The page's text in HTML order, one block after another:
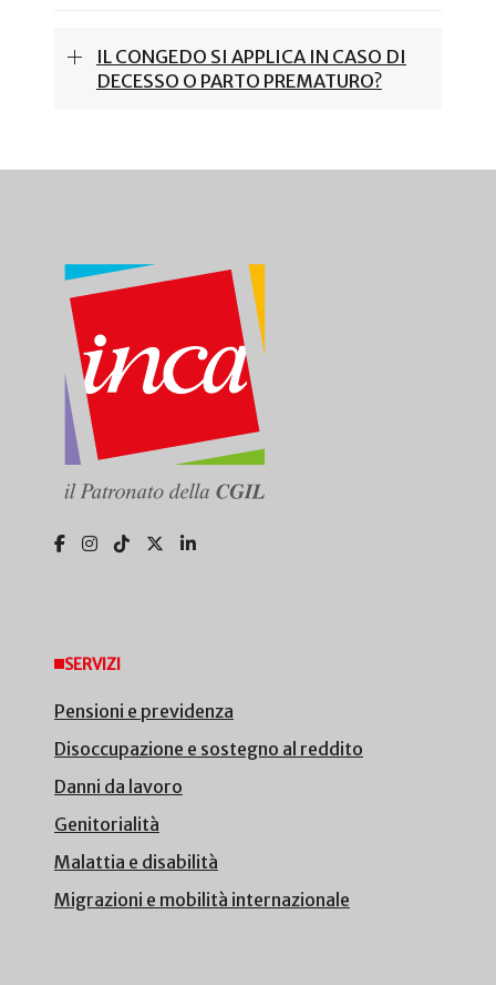
IL CONGEDO SI APPLICA IN CASO DI
DECESSO O PARTO PREMATURO?
SERVIZI
Pensioni e previdenza
Disoccupazione e sostegno al reddito
Danni da lavoro
Genitorialità
Malattia e disabilità
Migrazioni e mobilità internazionale